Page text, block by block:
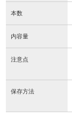
本数
内容量
注意点
保存方法